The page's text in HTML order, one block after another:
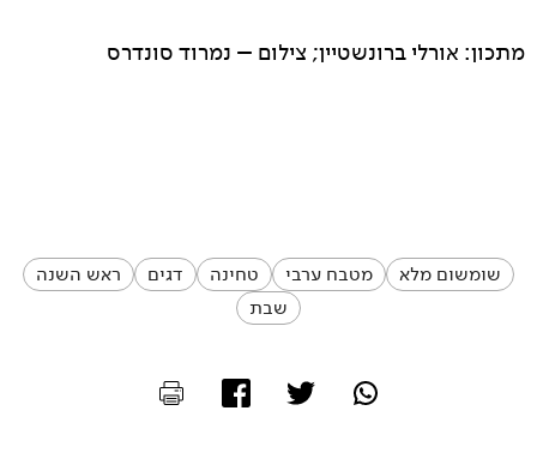
מתכון: אורלי ברונשטיין; צילום – נמרוד סונדרס
שומשום מלא מטבח ערבי טחינה דגים
ראש השנה
שבת